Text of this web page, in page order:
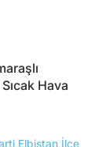
Hava